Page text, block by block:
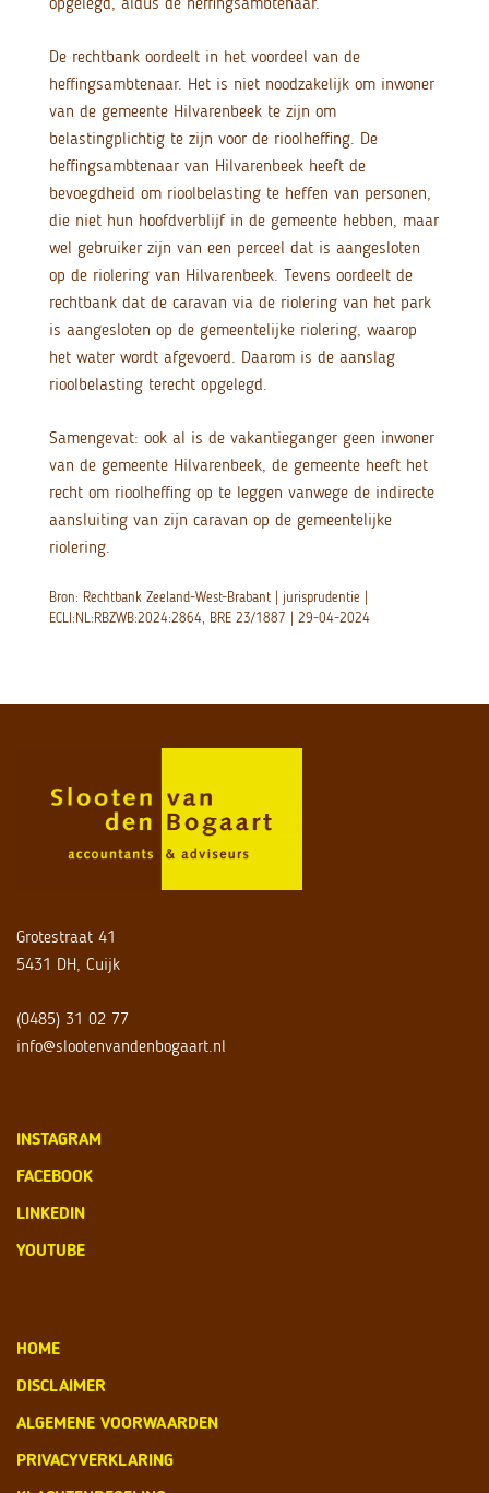
De rechtbank oordeelt in het voordeel van de
heffingsambtenaar. Het is niet noodzakelijk om inwoner
van de gemeente Hilvarenbeek te zijn om
belastingplichtig te zijn voor de rioolheffing. De
heffingsambtenaar van Hilvarenbeek heeft de
bevoegdheid om rioolbelasting te heffen van personen,
die niet hun hoofdverblijf in de gemeente hebben, maar
wel gebruiker zijn van een perceel dat is aangesloten
op de riolering van Hilvarenbeek. Tevens oordeelt de
rechtbank dat de caravan via de riolering van het park
is aangesloten op de gemeentelijke riolering, waarop
het water wordt afgevoerd. Daarom is de aanslag
rioolbelasting terecht opgelegd.
Samengevat: ook al is de vakantieganger geen inwoner
van de gemeente Hilvarenbeek, de gemeente heeft het
recht om rioolheffing op te leggen vanwege de indirecte
aansluiting van zijn caravan op de gemeentelijke
riolering.
Bron: Rechtbank Zeeland-West-Brabant | jurisprudentie |
ECLI:NL:RBZWB:2024:2864, BRE 23/1887 | 29-04-2024
Grotestraat 41
5431 DH, Cuijk
(0485) 31 02 77
info@slootenvandenbogaart.nl
INSTAGRAM
FACEBOOK
LINKEDIN
YOUTUBE
HOME
DISCLAIMER
ALGEMENE VOORWAARDEN
PRIVACYVERKLARING